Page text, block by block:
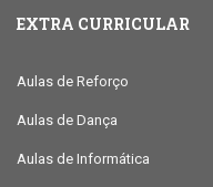
EXTRA CURRICULAR
Aulas de Reforço
Aulas de Dança
Aulas de Informática